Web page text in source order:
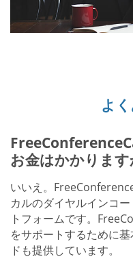
よ
お金はかかります
いいえ。
カルのダイヤルインコ
トフォームです。
をサポートするために
ドも提供しています。